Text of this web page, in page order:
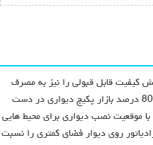
کیفیت قابل قبولی را نیز به مصرف
کننده عرضه کند.همین امر باعث شده است که پکیج ایران رادیاتور سهم عمده ای از بازار را به خود اختصاص دهد. شاید خیلی دور از تصور نباشد که بگوییم 70 تا 80 درصد بازار پکیج دیواری در دست
با موقعیت نصب دیواری برای محیط هایی
روی دیوار فضای کمتری را نسبت